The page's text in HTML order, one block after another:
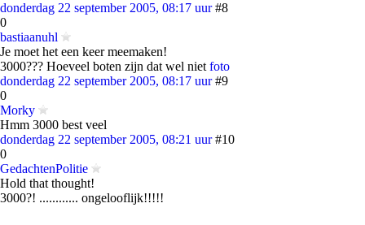
donderdag 22 september 2005, 08:17 uur #8
0
bastiaanuhl
Je moet het een keer meemaken!
3000??? Hoeveel boten zijn dat wel niet foto
donderdag 22 september 2005, 08:17 uur #9
0
Morky
Hmm 3000 best veel
donderdag 22 september 2005, 08:21 uur #10
0
GedachtenPolitie
Hold that thought!
3000?! ............ ongelooflijk!!!!!